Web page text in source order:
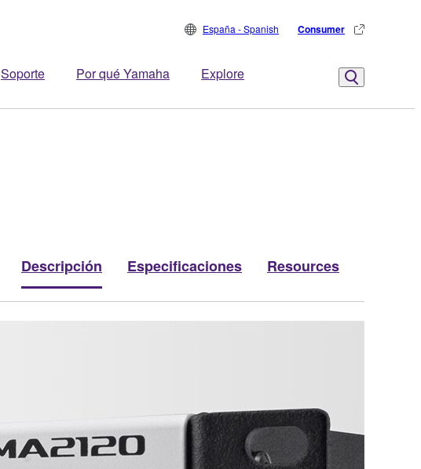
Soporte Por qué Yamaha Explore
España - Spanish Consumer
Descripción Especificaciones Resources